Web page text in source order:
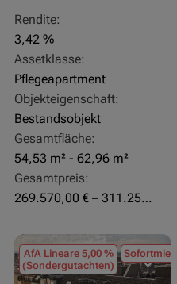
Rendite:
3,42 %
Assetklasse:
Pflegeapartment
Objekteigenschaft:
Bestandsobjekt
Gesamtfläche:
54,53 m² - 62,96 m²
Gesamtpreis:
269.570,00 € – 311.250,00 €
AfA Lineare 5,00 %
(Sondergutachten)
Sofortmiete